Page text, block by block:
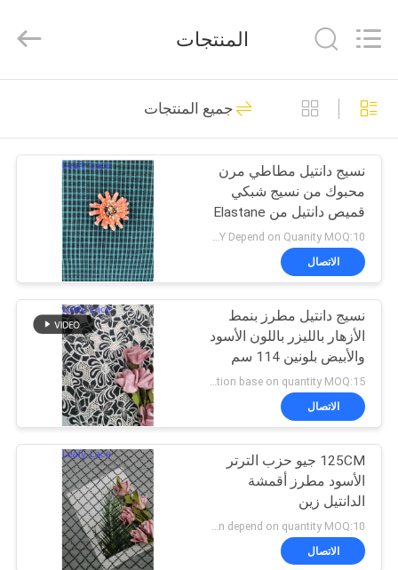
منزل
المنتجات
حول
جولة
المعمل
ضبط
الجودة
اتصل
Ltd..
Reserved.
مطرز أقمشة الدانتيل
280
قماش مطرز بالترتر
194
حبالي نسيج الدانتيل
50
المنتجات
جميع المنتجات
نسيج دانتيل مطاطي مرن
محبوك من نسيج شبكي
قميص دانتيل من Elastane
USD4.5-5.5/Y Depend on Quanity MOQ:10 ياردة
الاتصال
نسيج دانتيل مطرز بنمط
الأزهار بالليزر باللون الأسود
والأبيض بلونين 114 سم
Negotiation base on quantity MOQ:15 ص
الاتصال
125CM جيو حزب الترتر
الأسود مطرز أقمشة
الدانتيل زين
الاتصال